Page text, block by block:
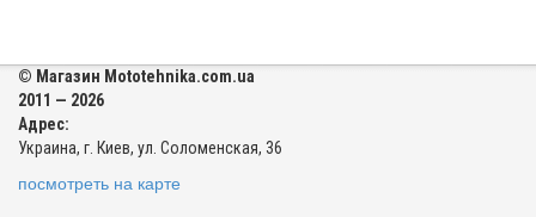
© Магазин Mototehnika.com.ua
2011 — 2026
Адрес:
Украина, г. Киев, ул. Соломенская, 36
посмотреть на карте